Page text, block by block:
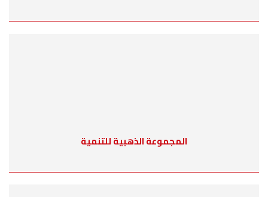
المجموعة الذهبية للتنمية